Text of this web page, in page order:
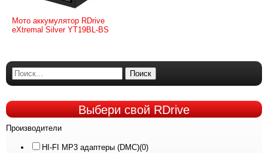
Мото аккумулятор RDrive
eXtremal Silver YT19BL-BS
Поиск
Выберисвой RDrive
Производители
HI-FI MP3 адаптеры (DMC)(0)